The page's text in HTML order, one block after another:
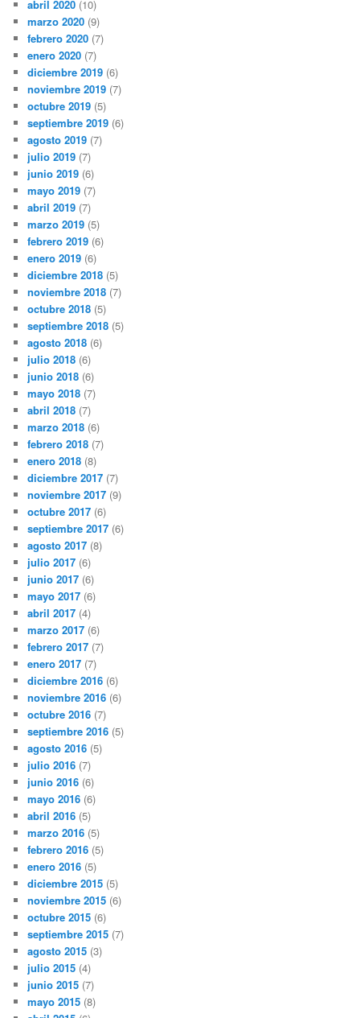
abril 2020 (10)
marzo 2020 (9)
febrero 2020 (7)
enero 2020 (7)
diciembre 2019 (6)
noviembre 2019 (7)
octubre 2019 (5)
septiembre 2019 (6)
agosto 2019 (7)
julio 2019 (7)
junio 2019 (6)
mayo 2019 (7)
abril 2019 (7)
marzo 2019 (5)
febrero 2019 (6)
enero 2019 (6)
diciembre 2018 (5)
noviembre 2018 (7)
octubre 2018 (5)
septiembre 2018 (5)
agosto 2018 (6)
julio 2018 (6)
junio 2018 (6)
mayo 2018 (7)
abril 2018 (7)
marzo 2018 (6)
febrero 2018 (7)
enero 2018 (8)
diciembre 2017 (7)
noviembre 2017 (9)
octubre 2017 (6)
septiembre 2017 (6)
agosto 2017 (8)
julio 2017 (6)
junio 2017 (6)
mayo 2017 (6)
abril 2017 (4)
marzo 2017 (6)
febrero 2017 (7)
enero 2017 (7)
diciembre 2016 (6)
noviembre 2016 (6)
octubre 2016 (7)
septiembre 2016 (5)
agosto 2016 (5)
julio 2016 (7)
junio 2016 (6)
mayo 2016 (6)
abril 2016 (5)
marzo 2016 (5)
febrero 2016 (5)
enero 2016 (5)
diciembre 2015 (5)
noviembre 2015 (6)
octubre 2015 (6)
septiembre 2015 (7)
agosto 2015 (3)
julio 2015 (4)
junio 2015 (7)
mayo 2015 (8)